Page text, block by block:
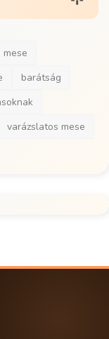
– Lencsi és
barátság
varázslatos mese